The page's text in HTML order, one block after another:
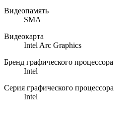
Видеопамять
SMA
Видеокарта
Intel Arc Graphics
Бренд графического процессора
Intel
Серия графического процессора
Intel